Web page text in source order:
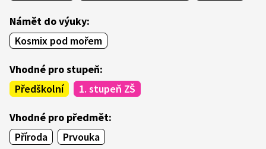
Námět do výuky:
Kosmix pod mořem
Vhodné pro stupeň:
Předškolní
1. stupeň ZŠ
Vhodné pro předmět:
Příroda
Prvouka